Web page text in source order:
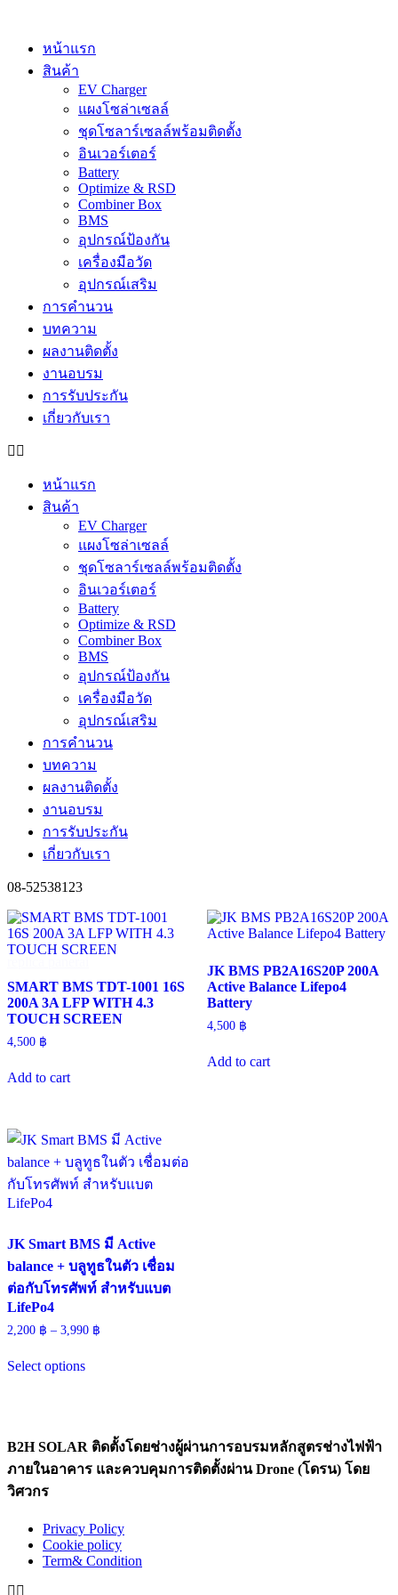
หน้าแรก
สินค้า
EV Charger
แผงโซล่าเซลล์
ชุดโซลาร์เซลล์พร้อมติดตั้ง
อินเวอร์เตอร์
Battery
Optimize & RSD
Combiner Box
BMS
อุปกรณ์ป้องกัน
เครื่องมือวัด
อุปกรณ์เสริม
การคำนวน
บทความ
ผลงานติดตั้ง
งานอบรม
การรับประกัน
เกี่ยวกับเรา
หน้าแรก
สินค้า
EV Charger
แผงโซล่าเซลล์
ชุดโซลาร์เซลล์พร้อมติดตั้ง
อินเวอร์เตอร์
Battery
Optimize & RSD
Combiner Box
BMS
อุปกรณ์ป้องกัน
เครื่องมือวัด
อุปกรณ์เสริม
การคำนวน
บทความ
ผลงานติดตั้ง
งานอบรม
การรับประกัน
เกี่ยวกับเรา
08-52538123
swiss replica watches uk best replica watches replica Rolex datejust
replica panerai watches
replica breitling
SMART BMS TDT-1001 16S
200A 3A LFP WITH 4.3
TOUCH SCREEN
4,500 ฿
Add to cart
JK BMS PB2A16S20P 200A
Active Balance Lifepo4
Battery
4,500 ฿
Add to cart
JK Smart BMS มี Active
balance + บลูทูธในตัว เชื่อม
ต่อกับโทรศัพท์ สำหรับแบต
LifePo4
2,200 ฿ – 3,990 ฿
Select optionsproduct
options
may
be
the
product
page
B2H SOLAR ติดตั้งโดยช่างผู้ผ่านการอบรมหลักสูตรช่างไฟฟ้า
ภายในอาคาร และควบคุมการติดตั้งผ่าน Drone (โดรน) โดย
วิศวกร
Privacy Policy
Cookie policy
Term& Condition